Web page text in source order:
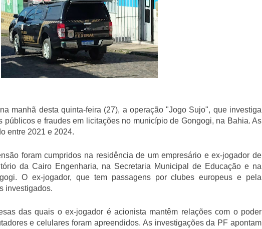
manhã desta quinta-feira (27), a operação "Jogo Sujo", que investiga
públicos e fraudes em licitações no município de Gongogi, na Bahia. As
entre 2021 e 2024.
foram cumpridos na residência de um empresário e ex-jogador de
da Cairo Engenharia, na Secretaria Municipal de Educação e na
O ex-jogador, que tem passagens por clubes europeus e pela
investigados.
das quais o ex-jogador é acionista mantêm relações com o poder
e celulares foram apreendidos. As investigações da PF apontam